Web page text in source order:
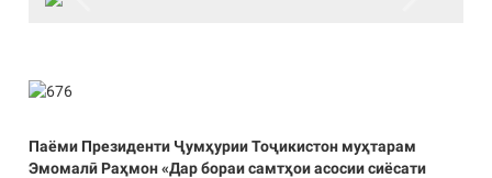
Паёми Президенти Ҷумҳурии Тоҷикистон муҳтарам
Эмомалӣ Раҳмон «Дар бораи самтҳои асосии сиёсати